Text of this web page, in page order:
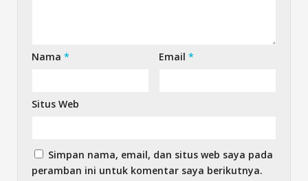
Nama * Email*
Situs Web
Simpan nama, email, dan situs web saya pada
peramban ini untuk komentar saya berikutnya.